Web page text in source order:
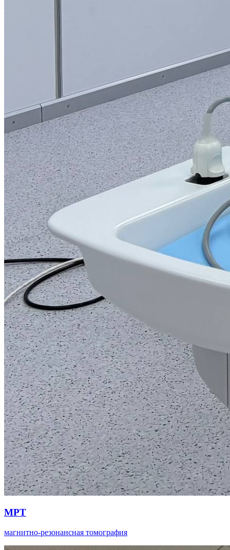
МРТ
магнитно-резонансная томография